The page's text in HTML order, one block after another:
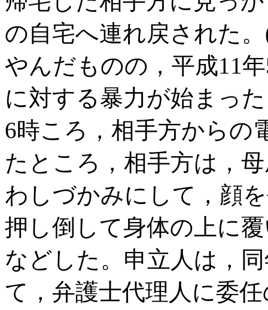
の自宅へ連れ戻された
やんだものの，平成11
に対する暴力が始まっ
6時ころ，相手方からの
たところ，相手方は，
わしづかみにして，顔
押し倒して身体の上に
などした。申立人は，
て，弁護士代理人に委